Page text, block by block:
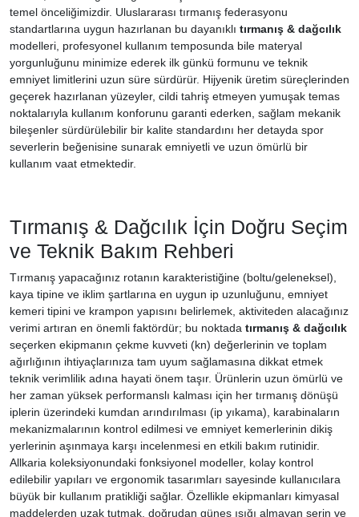
temel önceliğimizdir. Uluslararası tırmanış federasyonu
standartlarına uygun hazırlanan bu dayanıklı tırmanış & dağcılık
modelleri, profesyonel kullanım temposunda bile materyal
yorgunluğunu minimize ederek ilk günkü formunu ve teknik
emniyet limitlerini uzun süre sürdürür. Hijyenik üretim süreçlerinden
geçerek hazırlanan yüzeyler, cildi tahriş etmeyen yumuşak temas
noktalarıyla kullanım konforunu garanti ederken, sağlam mekanik
bileşenler sürdürülebilir bir kalite standardını her detayda spor
severlerin beğenisine sunarak emniyetli ve uzun ömürlü bir
kullanım vaat etmektedir.
Tırmanış & Dağcılık İçin Doğru Seçim
ve Teknik Bakım Rehberi
Tırmanış yapacağınız rotanın karakteristiğine (boltu/geleneksel),
kaya tipine ve iklim şartlarına en uygun ip uzunluğunu, emniyet
kemeri tipini ve krampon yapısını belirlemek, aktiviteden alacağınız
verimi artıran en önemli faktördür; bu noktada tırmanış & dağcılık
seçerken ekipmanın çekme kuvveti (kn) değerlerinin ve toplam
ağırlığının ihtiyaçlarınıza tam uyum sağlamasına dikkat etmek
teknik verimlilik adına hayati önem taşır. Ürünlerin uzun ömürlü ve
her zaman yüksek performanslı kalması için her tırmanış dönüşü
iplerin üzerindeki kumdan arındırılması (ip yıkama), karabinaların
mekanizmalarının kontrol edilmesi ve emniyet kemerlerinin dikiş
yerlerinin aşınmaya karşı incelenmesi en etkili bakım rutinidir.
Allkaria koleksiyonundaki fonksiyonel modeller, kolay kontrol
edilebilir yapıları ve ergonomik tasarımları sayesinde kullanıcılara
büyük bir kullanım pratikliği sağlar. Özellikle ekipmanları kimyasal
maddelerden uzak tutmak, doğrudan güneş ışığı almayan serin ve